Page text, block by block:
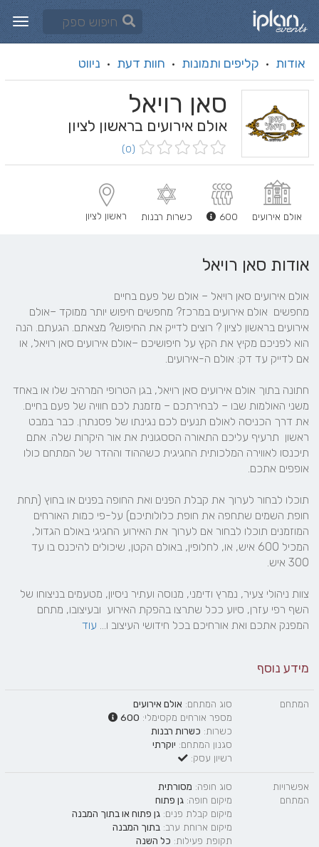
אודות · קליפים ותמונות · חוות דעת · ניווט
סאן רויאל
אולם אירועים בראשון לציון
(0)
אולם אירועים 600 כשרות רבנות ראשון לציון
אודות סאן רויאל
המפנק אתכם ואת אורחיכם בכל חידושי העיצוב ו... עוד
מידע נוסף
המתחם סוג המתחם: אולם אירועים
מספר אורחים מקסימלי: 600
כשרות: כשרות רבנות
סגנון המתחם: יוקרתי
רשיון עסק:
אפשרויות
המתחם
סוג חופה: מסורתית
מיקום חופה:גן פתוח
מיקום קבלת פנים:גן פתוח או בתוך המבנה
מיקום ארוחת ערב: בתוך המבנה
תקופת פעילות: כל השנה